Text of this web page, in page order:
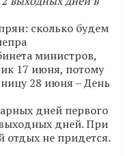
министров,
17 июня, потому
28 июня – День
дней первого
дней. При
отдых не придется.